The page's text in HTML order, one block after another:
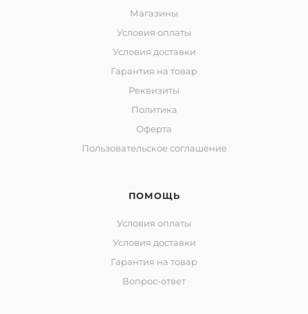
Магазины
Условия оплаты
Условия доставки
Гарантия на товар
Реквизиты
Политика
Оферта
Пользовательское соглашение
ПОМОЩЬ
Условия оплаты
Условия доставки
Гарантия на товар
Вопрос-ответ